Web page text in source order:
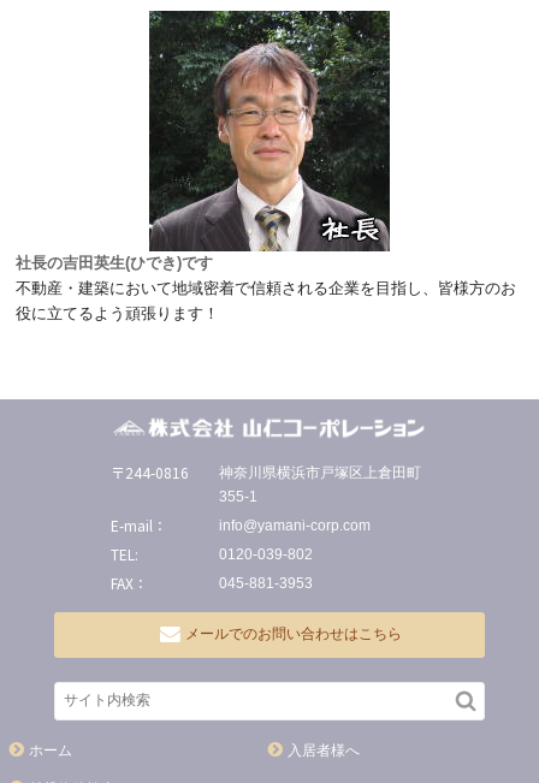
社長の吉田英生(ひでき)です
不動産・建築において地域密着で信頼される企業を目指し、皆様方のお
役に立てるよう頑張ります！
〒244-0816
神奈川県横浜市戸塚区上倉田町
355-1
E-mail： info@yamani-corp.com
TEL: 0120-039-802
FAX： 045-881-3953
メールでのお問い合わせはこちら
ホーム 入居者様へ